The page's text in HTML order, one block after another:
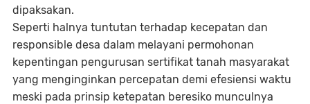
dipaksakan.
Seperti halnya tuntutan terhadap kecepatan dan
responsible desa dalam melayani permohonan
kepentingan pengurusan sertifikat tanah masyarakat
yang menginginkan percepatan demi efesiensi waktu
meski pada prinsip ketepatan beresiko munculnya